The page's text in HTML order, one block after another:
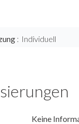
Individuell
Keine